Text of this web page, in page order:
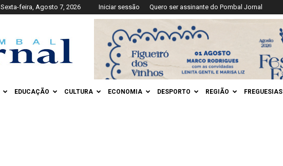
Sexta-feira, Agosto 7, 2026 Iniciar sessão Quero ser assinante do Pombal Jornal
EDUCAÇÃO CULTURA ECONOMIA DESPORTO REGIÃO FREGUESIAS